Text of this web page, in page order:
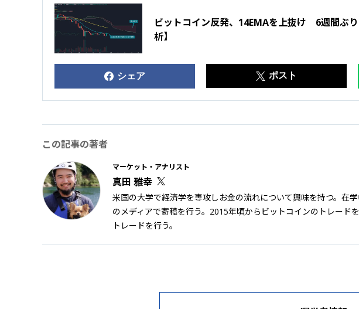
ビットコイン反発、14EMAを上抜け 6週間ぶ
析】
シェア ポスト
この記事の著者
マーケット・アナリスト
真田 雅幸
米国の大学で経済学を専攻しお金の流れについて興味を持つ。在
のメディアで寄稿を行う。2015年頃からビットコインのトレード
トレードを行う。